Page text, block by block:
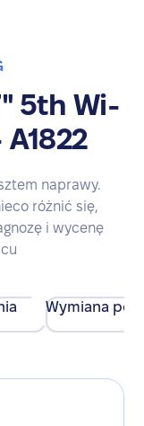
5th Wi-
A1822
naprawy.
różnić się,
i wycenę
Wymiana